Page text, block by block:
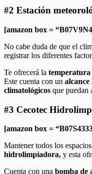
#2 Estación
[amazon box =
No cabe duda de que el
registrar los diferentes
Te ofrecerá la
Este cuenta con un alcance
climatológicos que puedan
#3 Cecotec
[amazon box =
Mantener todos los
hidrolimpiadora, y esta
Cuenta con una bomba de